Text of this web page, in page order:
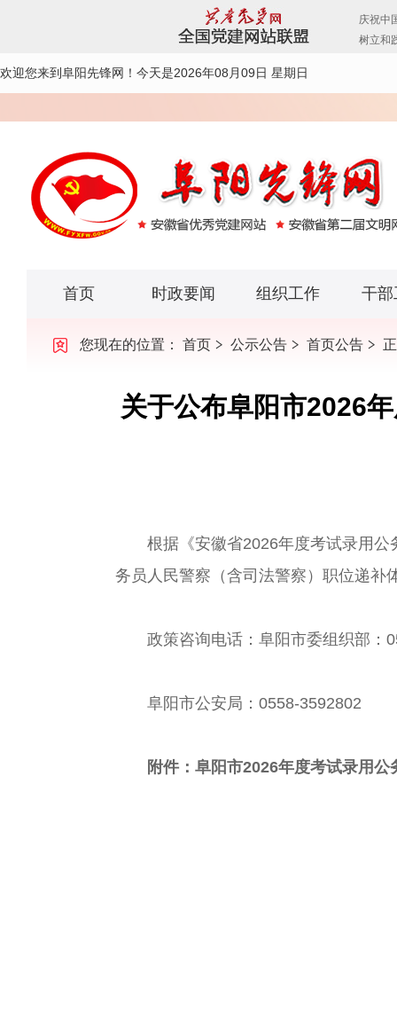
欢迎您来到阜阳先锋网！ 今天是2026年08月09日 星期日
首页 时政要闻 组织工作 干部
您现在的位置： 首页 公示公告 首页公告
关于公布阜阳市2026
根据《安徽省2026年度考试录用公
务员人民警察（含司法警察）职位递补
政策咨询电话：阜阳市委组织部：
阜阳市公安局：0558-3592802
附件： 阜阳市2026年度考试录用